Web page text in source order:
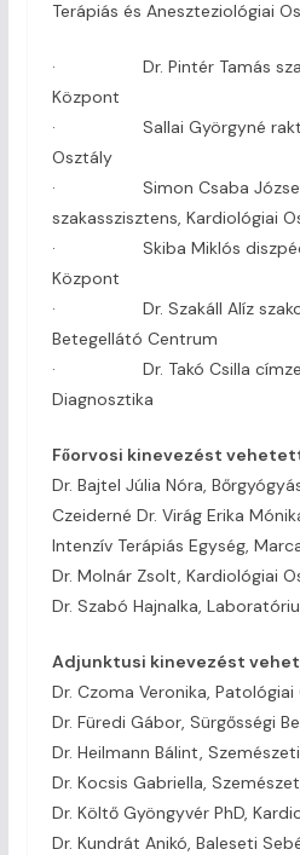
Terápiás és Aneszteziológiai
· Dr. Pintér Tamás
Központ
· Sallai Györgyné raktári
Osztály
· Simon Csaba
szakasszisztens, Kardiológiai
· Skiba Miklós
Központ
· Dr. Szakáll Alíz
Betegellátó Centrum
· Dr. Takó Csilla
Diagnosztika
Főorvosi kinevezést
Dr. Bajtel Júlia Nóra,
Czeiderné Dr. Virág Erika
Intenzív Terápiás Egység,
Dr. Molnár Zsolt, Kardiológiai
Dr. Szabó Hajnalka,
Adjunktusi kinevezést
Dr. Czoma Veronika,
Dr. Füredi Gábor, Sürgősségi
Dr. Heilmann Bálint,
Dr. Kocsis Gabriella,
Dr. Költő Gyöngyvér PhD,
Dr. Kundrát Anikó, Baleseti